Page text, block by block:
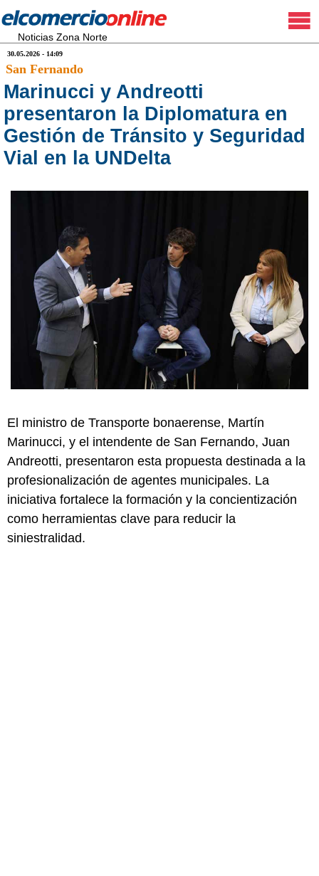
Noticias Zona Norte
30.05.2026 - 14:09
San Fernando
Marinucci y Andreotti
presentaron la Diplomatura en
Gestión de Tránsito y Seguridad
Vial en la UNDelta
El ministro de Transporte bonaerense, Martín
Marinucci, y el intendente de San Fernando, Juan
Andreotti, presentaron esta propuesta destinada a la
profesionalización de agentes municipales. La
iniciativa fortalece la formación y la concientización
como herramientas clave para reducir la
siniestralidad.